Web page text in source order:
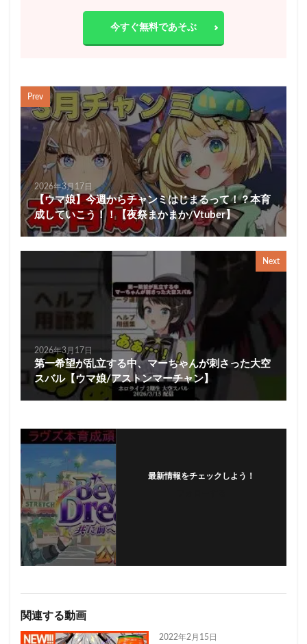
今すぐ無料であそぶ
Prev
2026年3月17日
【ウマ娘】今週からチャンミはじまるって！？本育
成していこう！！【夜祭まかまか/Vtuber】
Next
2026年3月17日
第一希望が乱立する中、マーちゃんが刺さった大空
スバル【ウマ娘/アストンマーチャン】
最新情報をチェックしよう！
関連する動画
2022年2月15日